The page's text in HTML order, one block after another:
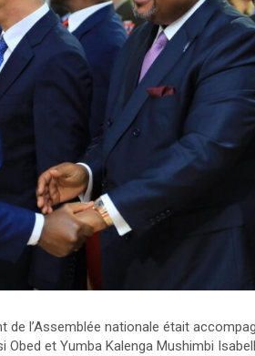
de l’Assemblée nationale était
Obed et Yumba Kalenga Mushimbi